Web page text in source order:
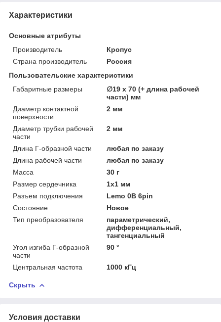
Характеристики
Основные атрибуты
Производитель
Кропус
Страна производитель
Россия
Пользовательские характеристики
Габаритные размеры
∅19 x 70 (+ длина рабочей
части) мм
Диаметр контактной
поверхности
2 мм
Диаметр трубки рабочей
части
2 мм
Длина Г-образной части
любая по заказу
Длина рабочей части
любая по заказу
Масса
30 г
Размер сердечника
1х1 мм
Разъем подключения
Lemo 0B 6pin
Состояние
Новое
Тип преобразователя
параметрический,
дифференциальный,
тангенциальный
Угол изгиба Г-образной
части
90 °
Центральная частота 1000 кГц
Скрыть
Условия доставки